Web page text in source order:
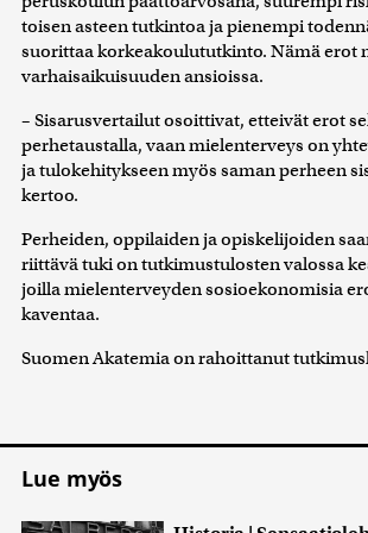
toisen asteen tutkintoa ja pienempi
suorittaa korkeakoulututkinto. Nämä erot
varhaisaikuisuuden ansioissa.
– Sisarusvertailut osoittivat, etteivät erot
perhetaustalla, vaan mielenterveys on
ja tulokehitykseen myös saman perheen
kertoo.
Perheiden, oppilaiden ja opiskelijoiden
riittävä tuki on tutkimustulosten valossa
joilla mielenterveyden sosioekonomisia
kaventaa.
Suomen Akatemia on rahoittanut
Lue myös